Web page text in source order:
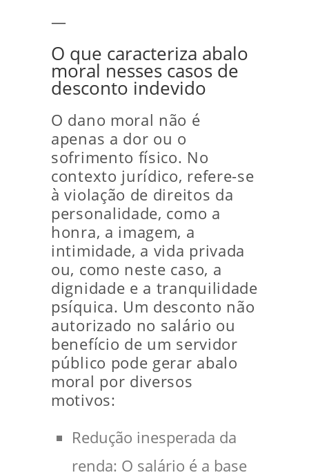
—
O que caracteriza abalo
moral nesses casos de
desconto indevido
O dano moral não é
apenas a dor ou o
sofrimento físico. No
contexto jurídico, refere-se
à violação de direitos da
personalidade, como a
honra, a imagem, a
intimidade, a vida privada
ou, como neste caso, a
dignidade e a tranquilidade
psíquica. Um desconto não
autorizado no salário ou
benefício de um servidor
público pode gerar abalo
moral por diversos
motivos:
Redução inesperada da
renda: O salário é a base